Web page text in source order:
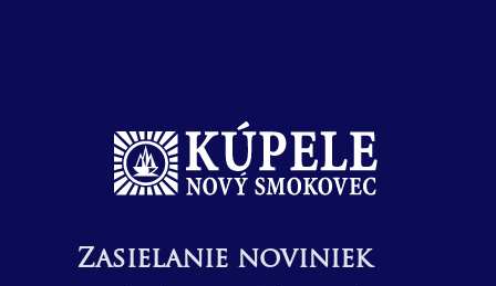
Zasielanie noviniek